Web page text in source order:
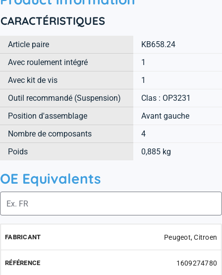
CARACTÉRISTIQUES
Article paire
KB658.24
Avec roulement intégré
1
Avec kit de vis
1
Outil recommandé (Suspension)
Clas : OP3231
Position d'assemblage
Avant gauche
Nombre de composants
4
Poids
0,885 kg
OE Equivalents
Peugeot, Citroen
1609274780